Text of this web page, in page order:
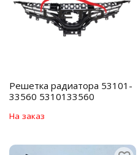
Решетка радиатора 53101-
33560 5310133560
На заказ